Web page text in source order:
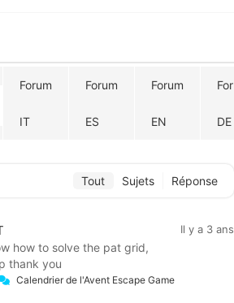
Forum
IT
Forum
ES
Forum
EN DE
Tout Sujets Réponse
how to solve the pat grid,
thank you
Il y a 3 ans
Calendrier de l'Avent Escape Game